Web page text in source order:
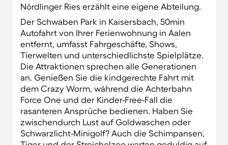
Nördlinger Ries erzählt eine eigene Abteilung.
Der Schwaben Park in Kaisersbach, 50min
Autofahrt von Ihrer Ferienwohnung in Aalen
entfernt, umfasst Fahrgeschäfte, Shows,
Tierwelten und unterschiedlichste Spielplätze.
Die Attraktionen sprechen alle Generationen
an. Genießen Sie die kindgerechte Fahrt mit
dem Crazy Worm, während die Achterbahn
Force One und der Kinder-Free-Fall die
rasanteren Ansprüche bedienen. Haben Sie
zwischendurch Lust auf Goldwaschen oder
Schwarzlicht-Minigolf? Auch die Schimpansen,